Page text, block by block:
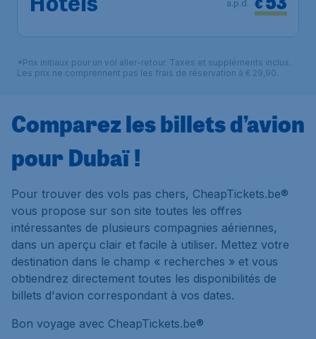
Hôtels a.p.d.
*Prix initiaux pour un vol aller-retour. Taxes et suppléments inclus.
Les prix ne comprennent pas les frais de réservation à € 29,90.
Comparez les billets d’avion
pour Dubaï !
Pour trouver des vols pas chers, CheapTickets.be®
vous propose sur son site toutes les offres
intéressantes de plusieurs compagnies aériennes,
dans un aperçu clair et facile à utiliser. Mettez votre
destination dans le champ « recherches » et vous
obtiendrez directement toutes les disponibilités de
billets d'avion correspondant à vos dates.
Bon voyage avec CheapTickets.be®